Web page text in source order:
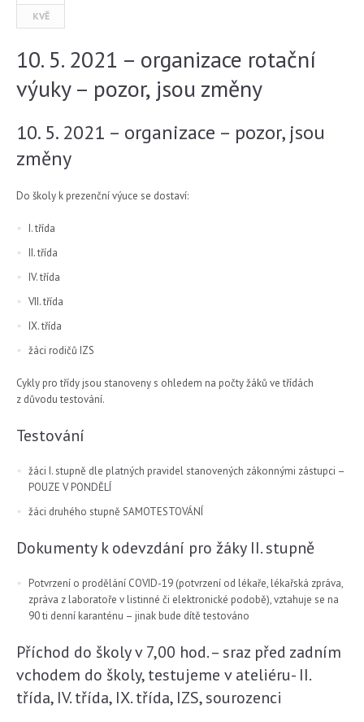
KVĚ
10. 5. 2021 – organizace rotační
výuky – pozor, jsou změny
10. 5. 2021 – organizace – pozor, jsou
změny
Do školy k prezenční výuce se dostaví:
I. třída
II. třída
IV. třída
VII. třída
IX. třída
žáci rodičů IZS
Cykly pro třídy jsou stanoveny s ohledem na počty žáků ve třídách
z důvodu testování.
Testování
žáci I. stupně dle platných pravidel stanovených zákonnými zástupci –
POUZE V PONDĚLÍ
žáci druhého stupně SAMOTESTOVÁNÍ
Dokumenty k odevzdání pro žáky II. stupně
Potvrzení o prodělání COVID-19 (potvrzení od lékaře, lékařská zpráva,
zpráva z laboratoře v listinné či elektronické podobě), vztahuje se na
90 ti denní karanténu – jinak bude dítě testováno
Příchod do školy v 7,00 hod. – sraz před zadním
vchodem do školy, testujeme v ateliéru- II.
třída, IV. třída, IX. třída, IZS, sourozenci